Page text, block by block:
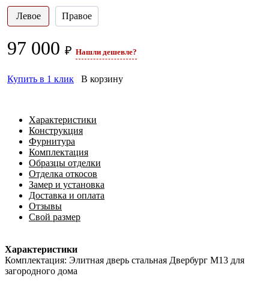
Левое Правое
97 000 ₽ Нашли дешевле?
Купить в 1 клик В корзину
Характеристики
Конструкция
Фурнитура
Комплектация
Образцы отделки
Отделка откосов
Замер и установка
Доставка и оплата
Отзывы
Свой размер
Характеристики
Комплектация: Элитная дверь стальная Двербург М13 для
загородного дома